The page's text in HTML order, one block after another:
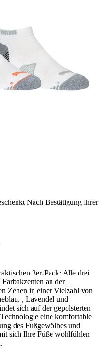
Nach Bestätigung Ihrer
3er-Pack: Alle drei
an der
Zehen in einer Vielzahl von
, Lavendel und
sich auf der gepolsterten
eine komfortable
des Fußgewölbes und
sich Ihre Füße wohlfühlen